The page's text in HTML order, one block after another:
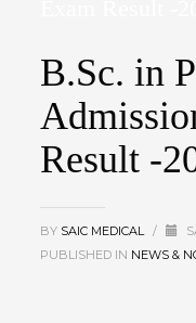
B.Sc. in
Result -
BY SAIC MEDICAL /
PUBLISHED IN NEWS &